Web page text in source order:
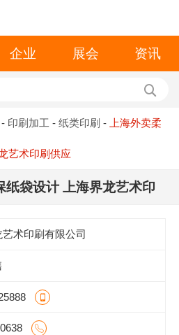
企业 展会 资讯
- 印刷加工 -纸类印刷 - 上海外卖柔
艺术印刷供应
纸袋设计 上海界龙艺术印
艺术印刷有限公司